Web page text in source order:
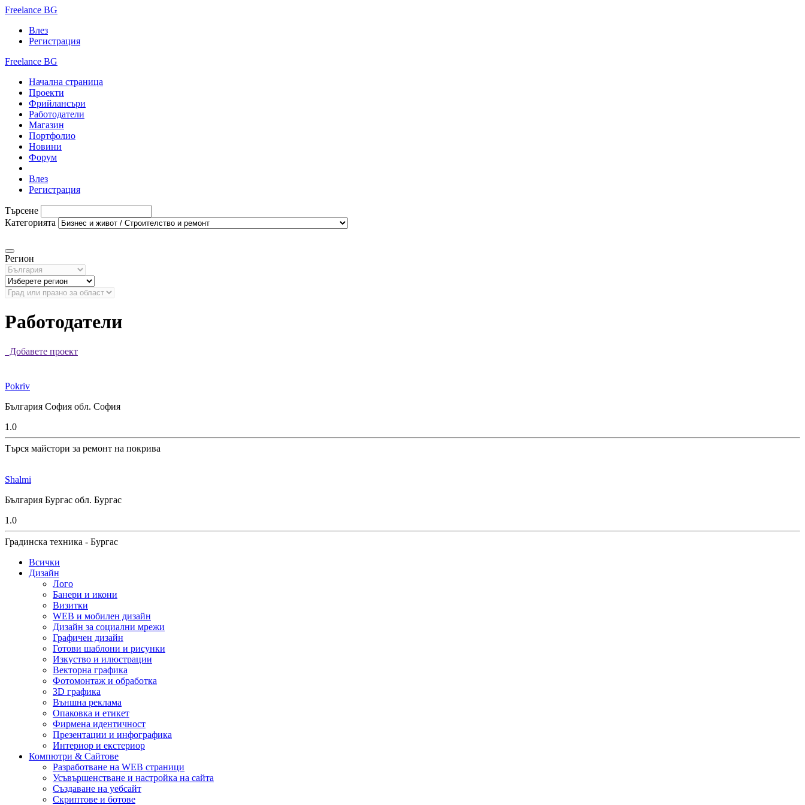
Freelance BG
Влез
Регистрация
Freelance BG
Начална страница
Проекти
Фрийлансъри
Работодатели
Магазин
Портфолио
Новини
Форум
Влез
Регистрация
Търсене
Категорията
Регион
Работодатели
Добавете проект
Pokriv
България София обл. София
1.0
Търся майстори за ремонт на покрива
Shalmi
България Бургас обл. Бургас
1.0
Градинска техника - Бургас
Всички
Дизайн
Лого
Банери и икони
Визитки
WEB и мобилен дизайн
Дизайн за социални мрежи
Графичен дизайн
Готови шаблони и рисунки
Изкуство и илюстрации
Векторна графика
Фотомонтаж и обработка
3D графика
Външна реклама
Опаковка и етикет
Фирмена идентичност
Презентации и инфографика
Интериор и екстериор
Компютри & Сайтове
Разработване на WEB страници
Усъвършенстване и настройка на сайта
Създаване на уебсайт
Скриптове и ботове